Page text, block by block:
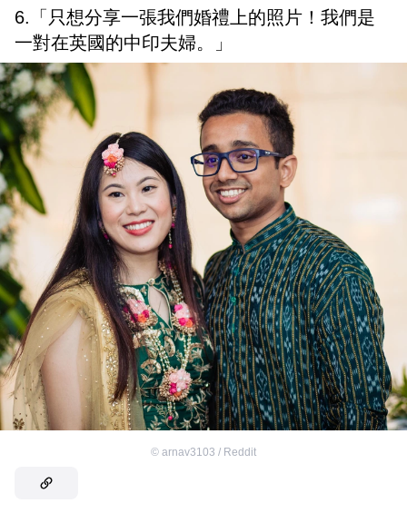
6.「只想分享一張我們婚禮上的照片！我們是
一對在英國的中印夫婦。」
© arnav3103 / Reddit